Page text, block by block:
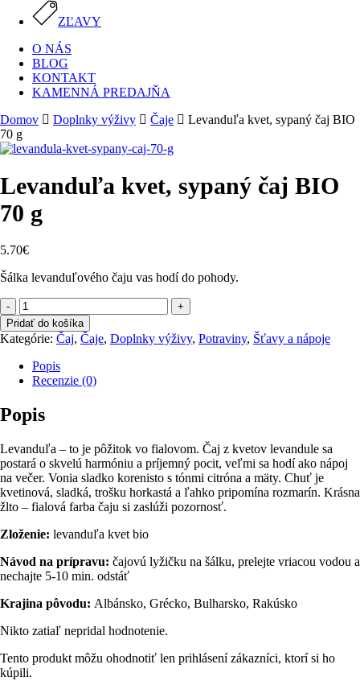
ZĽAVY
O NÁS
BLOG
KONTAKT
KAMENNÁ PREDAJŇA
Domov
Doplnky výživy Čaje
Levanduľa kvet, sypaný čaj BIO
70 g
Levanduľa kvet, sypaný čaj BIO
70 g
5.70€
Šálka levanduľového čaju vas hodí do pohody.
množstvo
Levanduľa
kvet,
sypaný
čaj
BIO
Pridať do košíka
Kategórie: Čaj, Čaje, Doplnky výživy, Potraviny, Šťavy a nápoje
Popis
Recenzie (0)
Popis
Levanduľa – to je pôžitok vo fialovom. Čaj z kvetov levandule sa
postará o skvelú harmóniu a príjemný pocit, veľmi sa hodí ako nápoj
na večer. Vonia sladko korenisto s tónmi citróna a mäty. Chuť je
kvetinová, sladká, trošku horkastá a ľahko pripomína rozmarín. Krásna
žlto – fialová farba čaju si zaslúži pozornosť.
Zloženie: levanduľa kvet bio
Návod na prípravu: čajovú lyžičku na šálku, prelejte vriacou vodou a
nechajte 5-10 min. odstáť
Krajina pôvodu: Albánsko, Grécko, Bulharsko, Rakúsko
Nikto zatiaľ nepridal hodnotenie.
Tento produkt môžu ohodnotiť len prihlásení zákazníci, ktorí si ho
kúpili.